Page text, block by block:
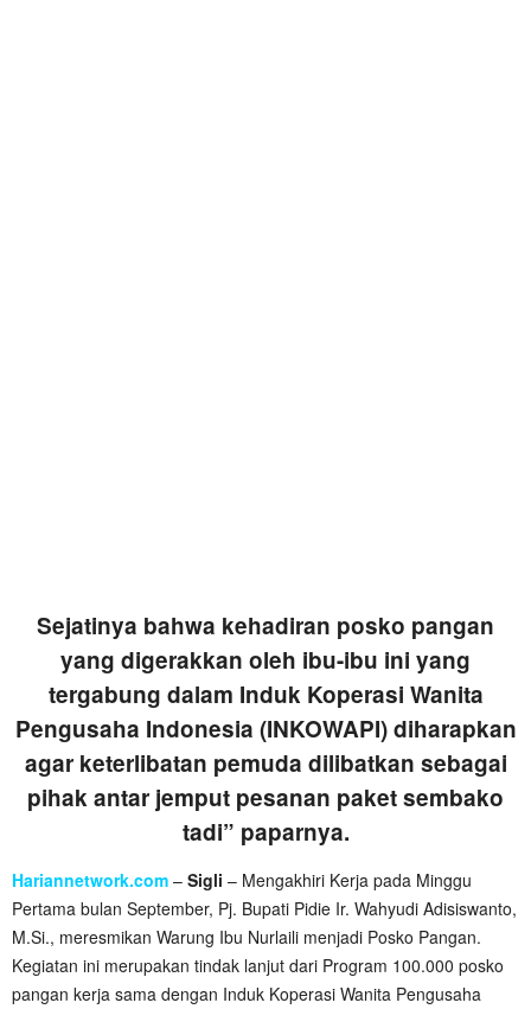
Sejatinya bahwa kehadiran posko pangan
yang digerakkan oleh ibu-ibu ini yang
tergabung dalam Induk Koperasi Wanita
Pengusaha Indonesia (INKOWAPI) diharapkan
agar keterlibatan pemuda dilibatkan sebagai
pihak antar jemput pesanan paket sembako
tadi” paparnya.
Hariannetwork.com – Sigli – Mengakhiri Kerja pada Minggu
Pertama bulan September, Pj. Bupati Pidie Ir. Wahyudi Adisiswanto,
M.Si., meresmikan Warung Ibu Nurlaili menjadi Posko Pangan.
Kegiatan ini merupakan tindak lanjut dari Program 100.000 posko
pangan kerja sama dengan Induk Koperasi Wanita Pengusaha